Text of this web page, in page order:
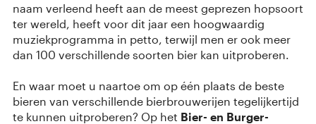
naam verleend heeft aan de meest geprezen hopsoort
ter wereld, heeft voor dit jaar een hoogwaardig
muziekprogramma in petto, terwijl men er ook meer
dan 100 verschillende soorten bier kan uitproberen.
En waar moet u naartoe om op één plaats de beste
bieren van verschillende bierbrouwerijen tegelijkertijd
te kunnen uitproberen? Op het Bier- en Burger-